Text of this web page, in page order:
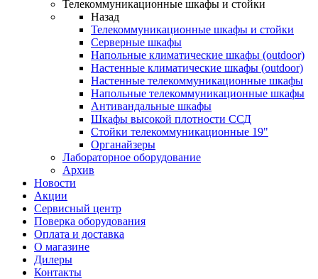
Телекоммуникационные шкафы и стойки
Назад
Телекоммуникационные шкафы и стойки
Серверные шкафы
Напольные климатические шкафы (outdoor)
Настенные климатические шкафы (outdoor)
Настенные телекоммуникационные шкафы
Напольные телекоммуникационные шкафы
Антивандальные шкафы
Шкафы высокой плотности ССД
Стойки телекоммуникационные 19"
Органайзеры
Лабораторное оборудование
Архив
Новости
Акции
Сервисный центр
Поверка оборудования
Оплата и доставка
О магазине
Дилеры
Контакты